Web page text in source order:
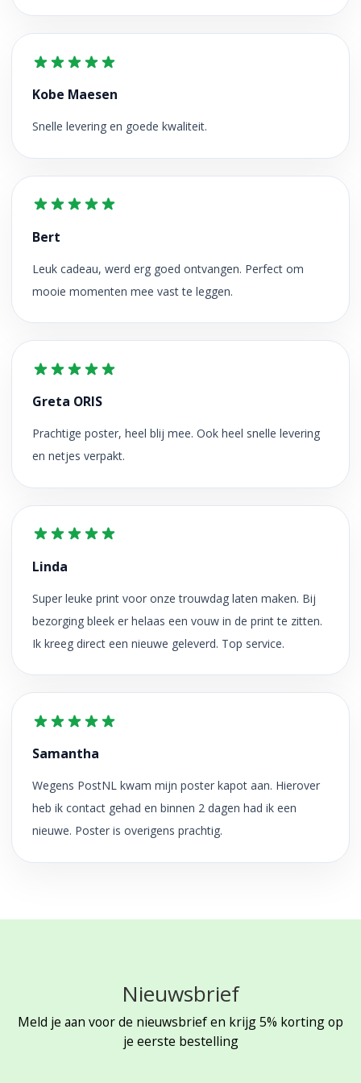
Kobe Maesen
Snelle levering en goede kwaliteit.
Bert
Leuk cadeau, werd erg goed ontvangen. Perfect om
mooie momenten mee vast te leggen.
Greta ORIS
Prachtige poster, heel blij mee. Ook heel snelle levering
en netjes verpakt.
Linda
Super leuke print voor onze trouwdag laten maken. Bij
bezorging bleek er helaas een vouw in de print te zitten.
Ik kreeg direct een nieuwe geleverd. Top service.
Samantha
Wegens PostNL kwam mijn poster kapot aan. Hierover
heb ik contact gehad en binnen 2 dagen had ik een
nieuwe. Poster is overigens prachtig.
Nieuwsbrief
Meld je aan voor de nieuwsbrief en krijg 5% korting op
je eerste bestelling